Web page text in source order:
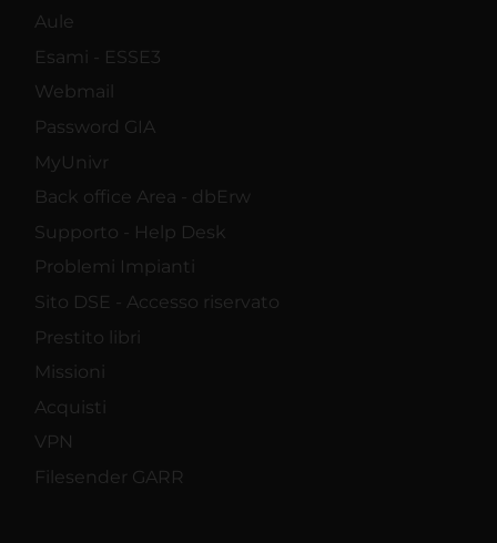
Aule
Esami - ESSE3
Webmail
Password GIA
MyUnivr
Back office Area - dbErw
Supporto - Help Desk
Problemi Impianti
Sito DSE - Accesso riservato
Prestito libri
Missioni
Acquisti
VPN
Filesender GARR